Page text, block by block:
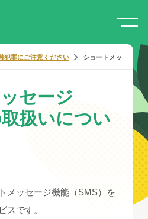
犯罪にご注意ください ショートメッセージ
セージ
取扱いについ
メッセージ機能（SMS）を
スです。